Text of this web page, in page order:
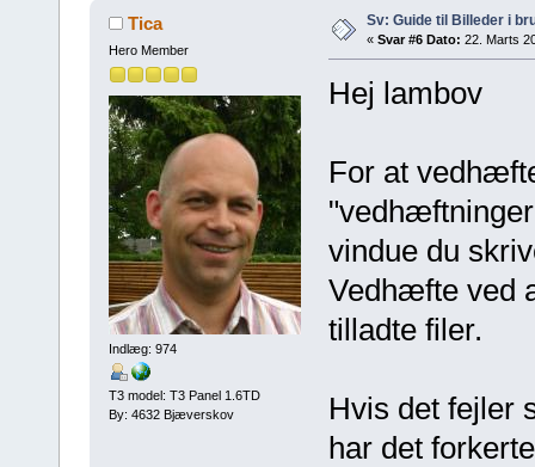
Tica
Hero Member
Indlæg: 974
T3 model: T3 Panel 1.6TD
By: 4632 Bjæverskov
Sv: Guide til Billeder i
« Svar #6 Dato: 22. Marts
Hej lambov
For at
vindue du
Vedhæfte ved
tilladte filer.
Hvis det fejler
har det